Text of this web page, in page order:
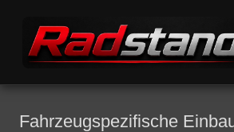
Fahrzeugspezifische